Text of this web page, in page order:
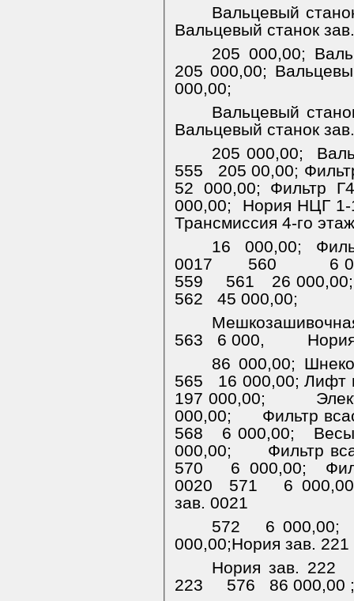
Вальцевый
Вальцевый станок
205 000,00;
205 000,00;
000,00;
Вальцевый
Вальцевый станок
205 000,00;
555
205 00,00;
52 000,00; Фильтр
000,00;
Нория НЦГ 1-
Трансмиссия 4-го
16 000,00;
0017
560
6
559
561
26
562
45 000,00;
563
6 000,
86 000,00;
565
16 000,00; Лифт
197 000,00;
000,00;
Фильтр
568
6 000,00;
000,00;
Фильтр
570
6 000,00;
0020
571
6
зав. 0021
572
6 000,00;
000,00;Нория зав. 221
Нория зав. 222
223
576
86 000,00 ;